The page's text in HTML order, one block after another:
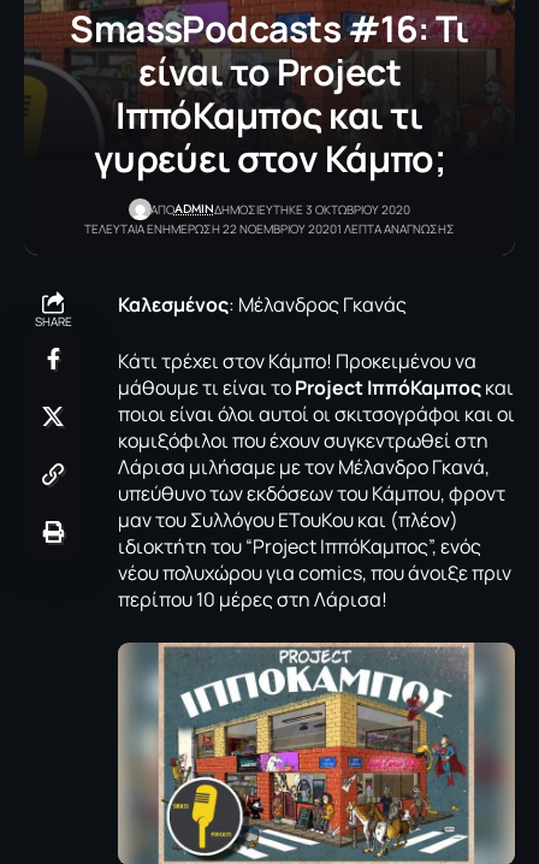
SmassPodcasts #16: Τι
είναι το Project
ΙππόΚαμπος και τι
γυρεύει στον Κάμπο;
ΑΠΟADMINΔΗΜΟΣΙΕΥΤΗΚΕ 3 ΟΚΤΩΒΡΙΟΥ 2020
ΤΕΛΕΥΤΑΙΑ ΕΝΗΜΕΡΩΣΗ 22 ΝΟΕΜΒΡΙΟΥ 20201 ΛΕΠΤΑ ΑΝΑΓΝΩΣΗΣ
SHARE
Καλεσμένος: Μέλανδρος Γκανάς
Κάτι τρέχει στον Κάμπο! Προκειμένου να
μάθουμε τι είναι τοProject ΙππόΚαμποςκαι
ποιοι είναι όλοι αυτοί οι σκιτσογράφοι και οι
κομιξόφιλοι που έχουν συγκεντρωθεί στη
Λάρισα μιλήσαμε με τον Μέλανδρο Γκανά,
υπεύθυνο των εκδόσεων του Κάμπου, φροντ
μαν του Συλλόγου ΕΤουΚου και (πλέον)
ιδιοκτήτη του “Project ΙππόΚαμπος”, ενός
νέου πολυχώρου για comics, που άνοιξε πριν
περίπου 10 μέρες στη Λάρισα!